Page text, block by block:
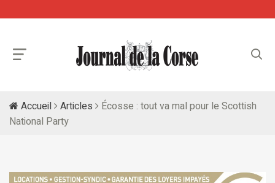
Accueil Articles
Écosse : tout va mal pour le Scottish
National Party